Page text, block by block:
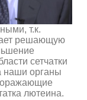
т.к.
решающую
сетчатки
наши органы
лютеина.